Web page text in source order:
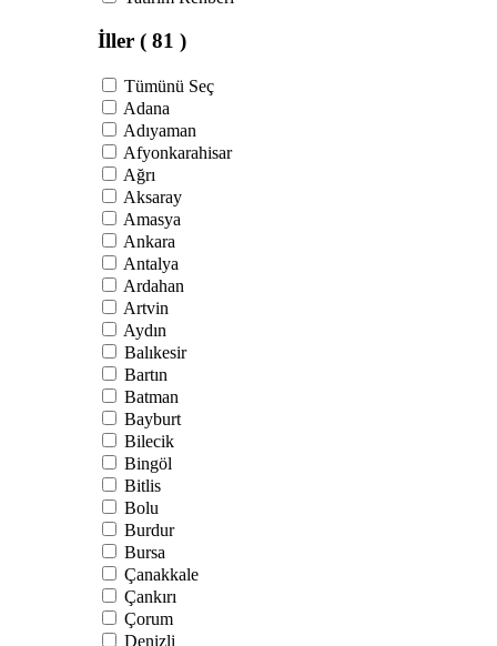
İller ( 81 )
Tümünü Seç
Adana
Adıyaman
Afyonkarahisar
Ağrı
Aksaray
Amasya
Ankara
Antalya
Ardahan
Artvin
Aydın
Balıkesir
Bartın
Batman
Bayburt
Bilecik
Bingöl
Bitlis
Bolu
Burdur
Bursa
Çanakkale
Çankırı
Çorum
Denizli